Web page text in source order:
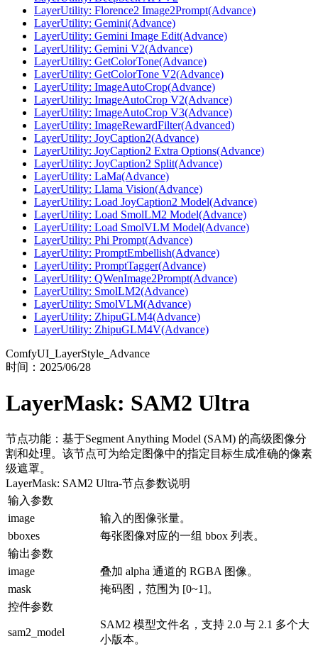
LayerUtility: Florence2 Image2Prompt(Advance)
LayerUtility: Gemini(Advance)
LayerUtility: Gemini Image Edit(Advance)
LayerUtility: Gemini V2(Advance)
LayerUtility: GetColorTone(Advance)
LayerUtility: GetColorTone V2(Advance)
LayerUtility: ImageAutoCrop(Advance)
LayerUtility: ImageAutoCrop V2(Advance)
LayerUtility: ImageAutoCrop V3(Advance)
LayerUtility: ImageRewardFilter(Advanced)
LayerUtility: JoyCaption2(Advance)
LayerUtility: JoyCaption2 Extra Options(Advance)
LayerUtility: JoyCaption2 Split(Advance)
LayerUtility: LaMa(Advance)
LayerUtility: Llama Vision(Advance)
LayerUtility: Load JoyCaption2 Model(Advance)
LayerUtility: Load SmolLM2 Model(Advance)
LayerUtility: Load SmolVLM Model(Advance)
LayerUtility: Phi Prompt(Advance)
LayerUtility: PromptEmbellish(Advance)
LayerUtility: PromptTagger(Advance)
LayerUtility: QWenImage2Prompt(Advance)
LayerUtility: SmolLM2(Advance)
LayerUtility: SmolVLM(Advance)
LayerUtility: ZhipuGLM4(Advance)
LayerUtility: ZhipuGLM4V(Advance)
ComfyUI_LayerStyle_Advance
时间： 2025/06/28
LayerMask: SAM2 Ultra
节点功能：基于Segment Anything Model (SAM) 的高级图像分
割和处理。该节点可为给定图像中的指定目标生成准确的像素
级遮罩。
LayerMask: SAM2 Ultra-节点参数说明
输入参数
image
输入的图像张量。
bboxes
每张图像对应的一组 bbox 列表。
输出参数
image
叠加 alpha 通道的 RGBA 图像。
mask
掩码图，范围为 [0~1]。
控件参数
sam2_model
SAM2 模型文件名，支持 2.0 与 2.1 多个大
小版本。